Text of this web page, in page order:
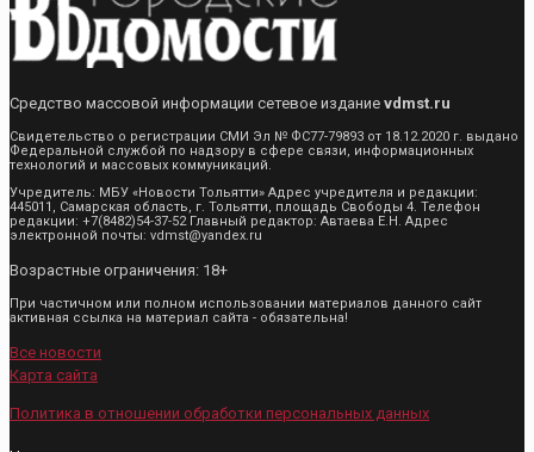
Средство массовой информации сетевое издание vdmst.ru
Свидетельство о регистрации СМИ Эл № ФС77-79893 от 18.12.2020 г. выдано
Федеральной службой по надзору в сфере связи, информационных
технологий и массовых коммуникаций.
Учредитель: МБУ «Новости Тольятти» Адрес учредителя и редакции:
445011, Самарская область, г. Тольятти, площадь Свободы 4. Телефон
редакции: +7(8482)54-37-52 Главный редактор: Автаева Е.Н. Адрес
электронной почты: vdmst@yandex.ru
Возрастные ограничения: 18+
При частичном или полном использовании материалов данного сайт
активная ссылка на материал сайта - обязательна!
Все новости
Карта сайта
Политика в отношении обработки персональных данных